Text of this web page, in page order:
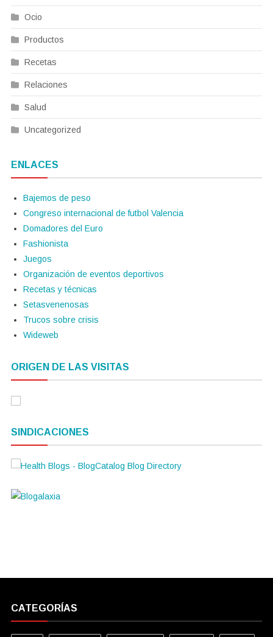
Ocio
Productos
Recetas
Relaciones
Salud
Uncategorized
ENLACES
Bajemos de peso
Congreso internacional de futbol Valencia
Domadores del Euro
Fashionista
Juegos
Organización de eventos deportivos
Recetas y técnicas
Setasvenenosas
Trucos sobre crisis
Wideweb
ORIGEN DE LAS VISITAS
SINDICACIONES
CATEGORÍAS